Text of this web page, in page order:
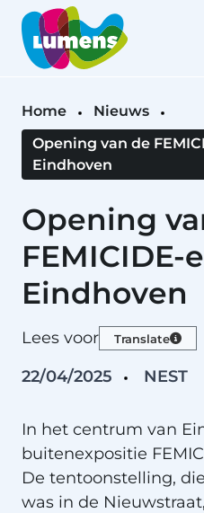
Home
Nieuws
Opening van de
Eindhoven
Opening
Eindhoven
Lees voor Translate
In het centrum van
buitenexpositie
De tentoonstelling,
was in de
22/04/2025 NEST